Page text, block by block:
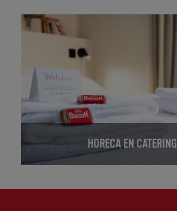
HORECA EN CATERING